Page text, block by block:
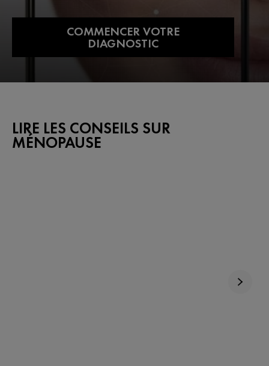
COMMENCER VOTRE
DIAGNOSTIC
LIRE LES CONSEILS SUR
MÉNOPAUSE​